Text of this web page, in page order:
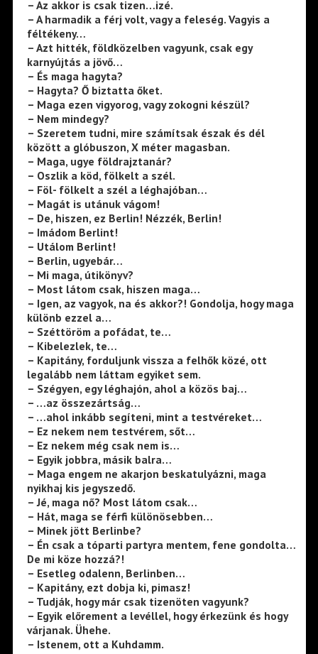
– Az akkor is csak tizen…izé.
– A harmadik a férj volt, vagy a feleség. Vagyis a
féltékeny…
– Azt hitték, földközelben vagyunk, csak egy
karnyújtás a jövő…
– És maga hagyta?
– Hagyta? Ő biztatta őket.
– Maga ezen vigyorog, vagy zokogni készül?
– Nem mindegy?
– Szeretem tudni, mire számítsak észak és dél
között a glóbuszon, X méter magasban.
– Maga, ugye földrajztanár?
– Oszlik a köd, fölkelt a szél.
– Föl- fölkelt a szél a léghajóban…
– Magát is utánuk vágom!
– De, hiszen, ez Berlin! Nézzék, Berlin!
– Imádom Berlint!
– Utálom Berlint!
– Berlin, ugyebár…
– Mi maga, útikönyv?
– Most látom csak, hiszen maga…
– Igen, az vagyok, na és akkor?! Gondolja, hogy maga
különb ezzel a…
– Széttöröm a pofádat, te…
– Kibelezlek, te…
– Kapitány, forduljunk vissza a felhők közé, ott
legalább nem láttam egyiket sem.
– Szégyen, egy léghajón, ahol a közös baj…
– …az összezártság…
– …ahol inkább segíteni, mint a testvéreket…
– Ez nekem nem testvérem, sőt…
– Ez nekem még csak nem is…
– Egyik jobbra, másik balra…
– Maga engem ne akarjon beskatulyázni, maga
nyikhaj kis jegyszedő.
– Jé, maga nő? Most látom csak…
– Hát, maga se férfi különösebben…
– Minek jött Berlinbe?
– Én csak a tóparti partyra mentem, fene gondolta…
De mi köze hozzá?!
– Esetleg odalenn, Berlinben…
– Kapitány, ezt dobja ki, pimasz!
– Tudják, hogy már csak tizenöten vagyunk?
– Egyik előrement a levéllel, hogy érkezünk és hogy
várjanak. Ühehe.
– Istenem, ott a Kuhdamm.